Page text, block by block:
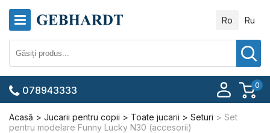
Ro Ru
0
078943333
Acasă Jucarii pentru copii Toate jucarii Seturi
Set
pentru modelare Funny Lucky N30 (accesorii)